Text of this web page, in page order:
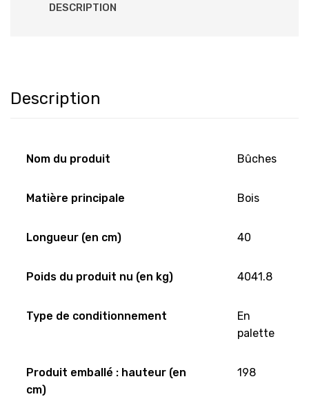
DESCRIPTION
Description
Nom du produit Bûches
Matière principale Bois
Longueur (en cm) 40
Poids du produit nu (en kg) 4041.8
Type de conditionnement
En
palette
Produit emballé : hauteur (en
cm)
198